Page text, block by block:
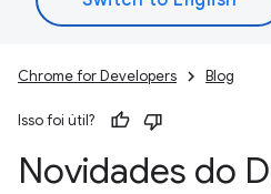
Chrome for Developers Blog
Isso foi útil?
Novidades do